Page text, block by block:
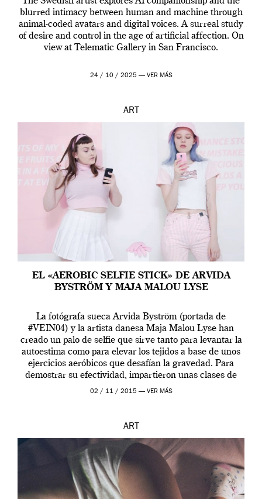
blurred intimacy between human and machine through
animal-coded avatars and digital voices. A surreal study
of desire and control in the age of artificial affection. On
view at Telematic Gallery in San Francisco.
24 / 10 / 2025 — VER MÁS
ART
EL «AEROBIC SELFIE STICK» DE ARVIDA
BYSTRÖM Y MAJA MALOU LYSE
La fotógrafa sueca Arvida Byström (portada de
#VEIN04) y la artista danesa Maja Malou Lyse han
creado un palo de selfie que sirve tanto para levantar la
autoestima como para elevar los tejidos a base de unos
ejercicios aeróbicos que desafían la gravedad. Para
demostrar su efectividad, impartieron unas clases de
prueba en el Tate […]
02 / 11 / 2015 — VER MÁS
ART